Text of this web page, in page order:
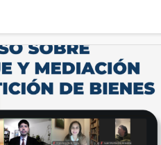
la Facultad de Derecho de la